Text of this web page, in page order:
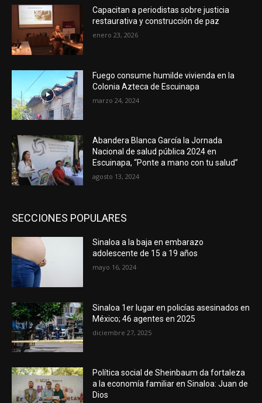
Capacitan a periodistas sobre justicia
restaurativa y construcción de paz
enero 23, 2026
Fuego consume humilde vivienda en la
Colonia Azteca de Escuinapa
marzo 24, 2024
Abandera Blanca García la Jornada
Nacional de salud pública 2024 en
Escuinapa, “Ponte a mano con tu salud”
agosto 13, 2024
SECCIONES POPULARES
Sinaloa a la baja en embarazo
adolescente de 15 a 19 años
mayo 16, 2024
Sinaloa 1er lugar en policías asesinados en
México; 46 agentes en 2025
diciembre 27, 2025
Política social de Sheinbaum da fortaleza
a la economía familiar en Sinaloa: Juan de
Dios